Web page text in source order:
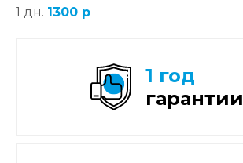
1 дн. 1300 р
1 год
гарантии